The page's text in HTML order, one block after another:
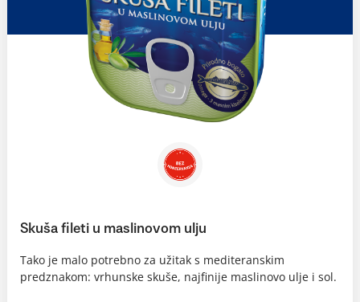
Skuša fileti u maslinovom ulju
Tako je malo potrebno za užitak s mediteranskim
predznakom: vrhunske skuše, najfinije maslinovo ulje i sol.